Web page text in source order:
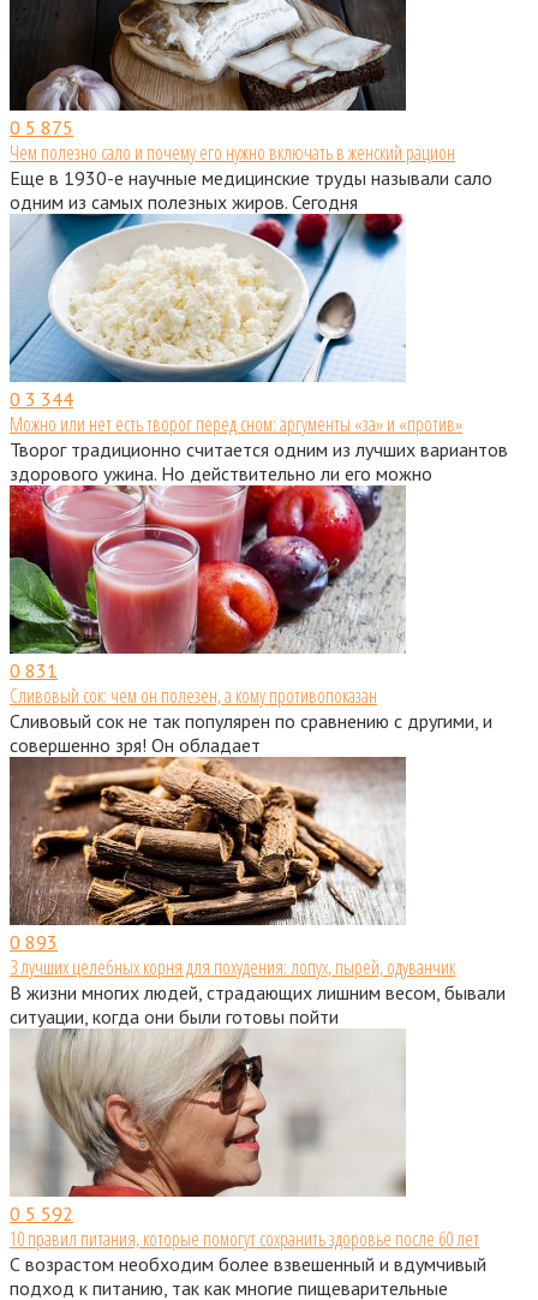
0 5 875
Чем полезно сало и почему его нужно включать в женский рацион
Еще в 1930-е научные медицинские труды называли сало
одним из самых полезных жиров. Сегодня
0 3 344
Можно или нет есть творог перед сном: аргументы «за» и «против»
Творог традиционно считается одним из лучших вариантов
здорового ужина. Но действительно ли его можно
0 831
Сливовый сок: чем он полезен, а кому противопоказан
Сливовый сок не так популярен по сравнению с другими, и
совершенно зря! Он обладает
0 893
3 лучших целебных корня для похудения: лопух, пырей, одуванчик
В жизни многих людей, страдающих лишним весом, бывали
ситуации, когда они были готовы пойти
0 5 592
10 правил питания, которые помогут сохранить здоровье после 60 лет
С возрастом необходим более взвешенный и вдумчивый
подход к питанию, так как многие пищеварительные